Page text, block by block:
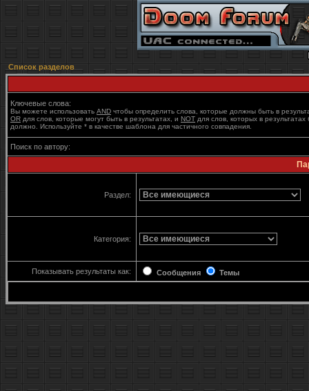
Список разделов
Ключевые слова:
Вы можете использовать AND чтобы определить слова, которые должны быть в
OR для слов, которые могут быть в результатах, и NOT для слов, которых в результатах
должно. Используйте * в качестве шаблона для частичного совпадения.
Поиск по автору:
Раздел:
Категория:
Показывать результаты как: Сообщения Темы